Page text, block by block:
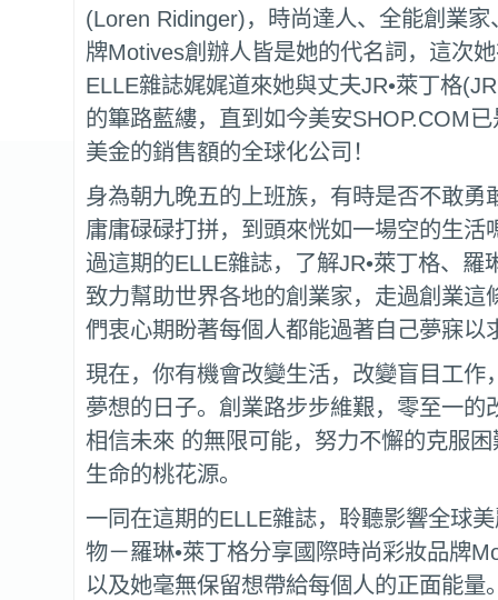
(Loren Ridinger)，時尚達人、全能創業
牌Motives創辦人皆是她的代名詞，這次
ELLE雜誌娓娓道來她與丈夫JR•萊丁格
的篳路藍縷，直到如今美安SHOP.COM
美金的銷售額的全球化公司！
身為朝九晚五的上班族，有時是否不敢勇
庸庸碌碌打拼，到頭來恍如一場空的生活
過這期的ELLE雜誌，了解JR•萊丁格、羅
致力幫助世界各地的創業家，走過創業這
們衷心期盼著每個人都能過著自己夢寐以
現在，你有機會改變生活，改變盲目工作
夢想的日子。創業路步步維艱，零至一的
相信未來 的無限可能，努力不懈的克服
生命的桃花源。
一同在這期的ELLE雜誌，聆聽影響全球
物－羅琳•萊丁格分享國際時尚彩妝品牌
以及她毫無保留想帶給每個人的正面能量